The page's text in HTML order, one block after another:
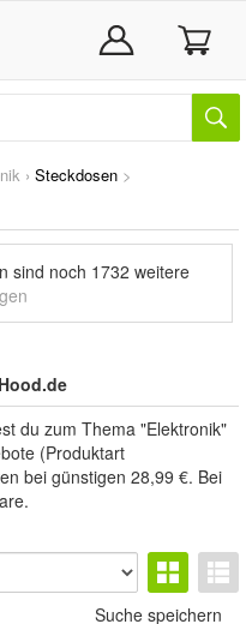
› Steckdosen >
sind noch 1732 weitere
du zum Thema "Elektronik"
(Produktart
bei günstigen 28,99 €. Bei
Suche speichern